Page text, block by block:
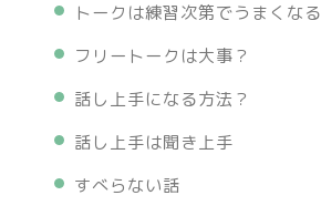
トークは練習次第でうまくなる
フリートークは大事？
話し上手になる方法？
話し上手は聞き上手
すべらない話